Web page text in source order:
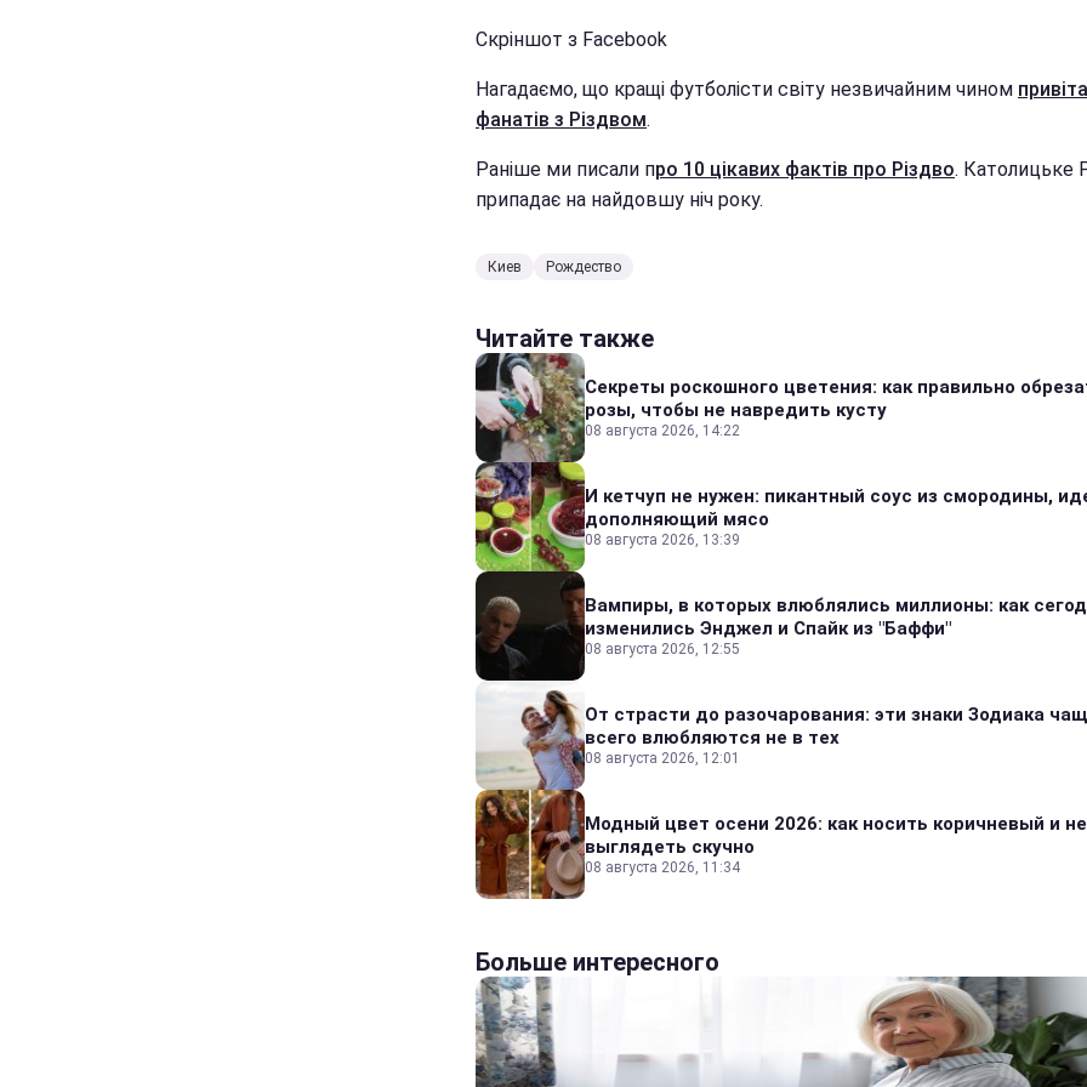
Скріншот з Facebook
Нагадаємо, що кращі футболісти світу незвичайним чином
фанатів з Різдвом.
Раніше ми писали про 10 цікавих фактів про Різдво. Католицьке
припадає на найдовшу ніч року.
Киев Рождество
Читайте также
Секреты роскошного цветения: как правильно
розы, чтобы не навредить кусту
08 августа 2026, 14:22
И кетчуп не нужен: пикантный соус из смородины,
дополняющий мясо
08 августа 2026, 13:39
Вампиры, в которых влюблялись миллионы: как
изменились Энджел и Спайк из "Баффи"
08 августа 2026, 12:55
От страсти до разочарования: эти знаки Зодиака
всего влюбляются не в тех
08 августа 2026, 12:01
Модный цвет осени 2026: как носить коричневый и не
выглядеть скучно
08 августа 2026, 11:34
Больше интересного